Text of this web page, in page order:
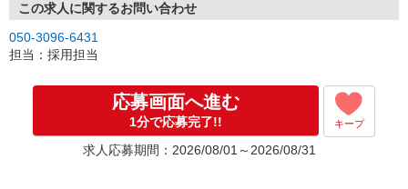
この求人に関するお問い合わせ
050-3096-6431
担当：採用担当
応募画面へ進む
1分で応募完了!! キープ
求人応募期間：2026/08/01～2026/08/31